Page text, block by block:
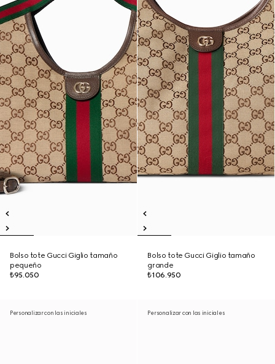
Bolso tote Gucci Giglio tamaño
pequeño
₺95.050
Bolso tote Gucci Giglio tamaño
grande
₺106.950
Personalizar con las iniciales Personalizar con las iniciales